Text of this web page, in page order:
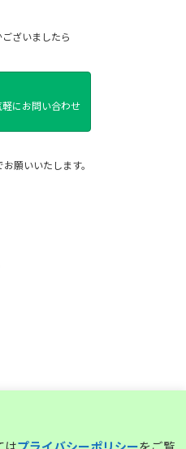
ざいましたら
にお問い合わせ
お願いいたします。